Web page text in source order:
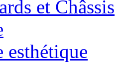
et Châssis
esthétique